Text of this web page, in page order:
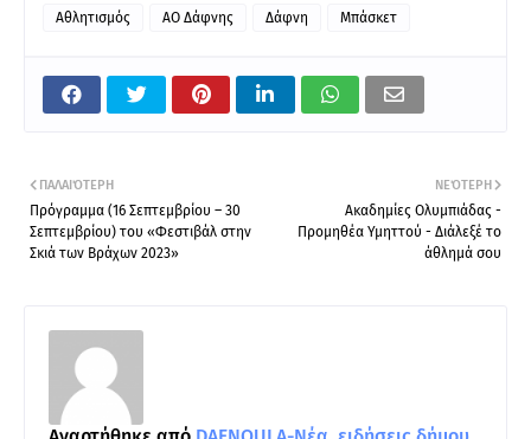
Αθλητισμός ΑΟ Δάφνης Δάφνη Μπάσκετ
ΝΕΌΤΕΡΗ
Ακαδημίες Ολυμπιάδας -
Προμηθέα Υμηττού - Διάλεξέ το
άθλημά σου
ΠΑΛΑΙΌΤΕΡΗ
Πρόγραμμα (16 Σεπτεμβρίου – 30
Σεπτεμβρίου) του «Φεστιβάλ στην
Σκιά των Βράχων 2023»